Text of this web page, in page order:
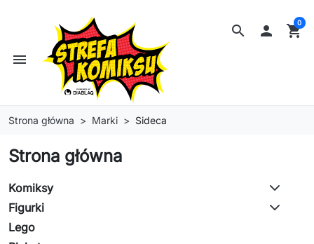
search
menu
 shopping_cart
0
Strona główna Marki Sideca
Strona główna
Komiksy
Figurki
Lego